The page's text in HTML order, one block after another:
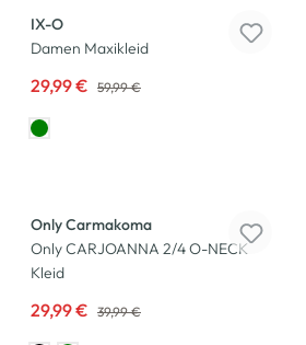
IX-O
Damen Maxikleid
29,99 € 59,99 €
Only Carmakoma
Only CARJOANNA 2/4 O-NECK
Kleid
29,99 € 39,99 €